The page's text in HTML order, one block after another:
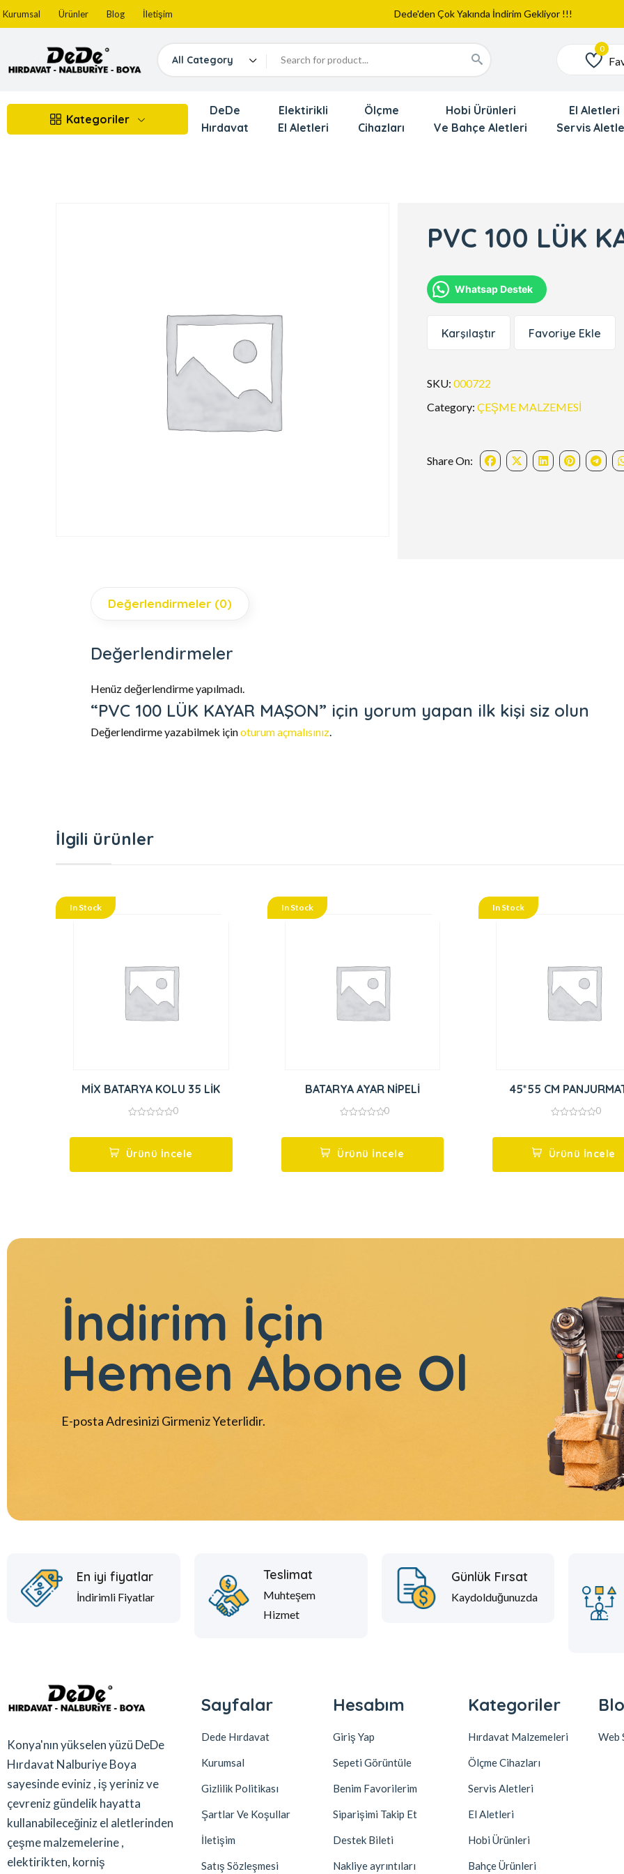
Kurumsal Ürünler Blog İletişim
Web Sitemiz Yayında
Yeni Eklenen Ürünlerimizi İnceledinizmi ?
All Category Favoriler
Kategoriler
DeDe
Hırdavat
Elektirikli
El Aletleri
Ölçme
Cihazları
Hobi Ürünleri
Ve Bahçe Aletleri
El Aletleri
Servis
PVC 100 LÜK
Whatsap Destek
Karşılaştır Favoriye Ekle
SKU:000722
Category:ÇEŞME MALZEMESİ
Share On:
Değerlendirmeler (0)
Değerlendirmeler
Henüz değerlendirme yapılmadı.
“PVC 100 LÜK KAYAR MAŞON” için yorum yapan ilk kişi siz olun
Değerlendirme yazabilmek içinoturum açmalısınız.
İlgili ürünler
In Stock
MİX BATARYA KOLU 35 LİK
5
0
Ürünü İncele
In Stock
BATARYA AYAR NİPELİ
5
0
Ürünü İncele
In Stock
45*55 CM
5
0
Ürünü İncele
İndirim İçin
Hemen Abone Ol
E-posta Adresinizi Girmeniz Yeterlidir.
En iyi fiyatlar
İndirimli Fiyatlar
Teslimat
Muhteşem
Hizmet
Günlük Fırsat
Kaydolduğunuzda
Konya'nın yükselen yüzü DeDe
Hırdavat Nalburiye Boya
sayesinde eviniz , iş yeriniz ve
çevreniz gündelik hayatta
kullanabileceğiniz el aletlerinden
çeşme malzemelerine ,
elektirikten, korniş
Sayfalar
Dede Hırdavat
Kurumsal
Gizlilik Politikası
Şartlar Ve Koşullar
İletişim
Satış Sözleşmesi
Hesabım
Giriş Yap
Sepeti Görüntüle
Benim Favorilerim
Siparişimi Takip Et
Destek Bileti
Nakliye ayrıntıları
Kategoriler
Hırdavat Malzemeleri
Ölçme Cihazları
Servis Aletleri
El Aletleri
Hobi Ürünleri
Bahçe Ürünleri
Web